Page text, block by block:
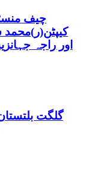
چیف
کیپٹن(ر)محمد
اور راجہ